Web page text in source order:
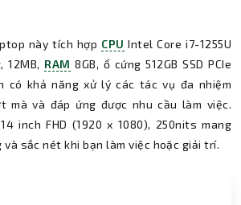
này tích hợp CPU Intel Core i7-1255U
12MB, RAM 8GB, ổ cứng 512GB SSD PCIe
có khả năng xử lý các tác vụ đa nhiệm
mà và đáp ứng được nhu cầu làm việc.
inch FHD (1920 x 1080), 250nits mang
và sắc nét khi bạn làm việc hoặc giải trí.